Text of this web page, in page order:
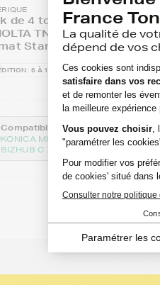
de 4 toners générique
TN213 (TN-
Standard
: 6 À 14 JOURS
Compatible :
KONICA MINOLTA
BIZHUB C 203
4